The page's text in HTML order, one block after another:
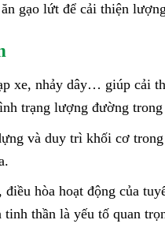
gạo lứt để cải thiện
xe, nhảy dây… giúp cải
trạng lượng đường trong
và duy trì khối cơ
điều hòa hoạt động của
thần là yếu tố quan